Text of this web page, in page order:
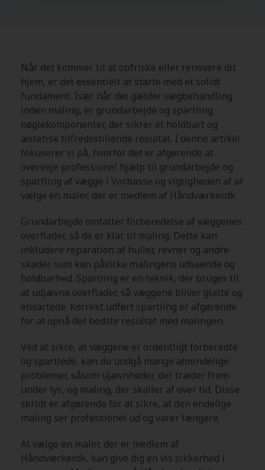
Når det kommer til at opfriske eller renovere dit
hjem, er det essentielt at starte med et solidt
fundament. Især når det gælder vægbehandling
inden maling, er grundarbejde og spartling
nøglekomponenter, der sikrer et holdbart og
æstetisk tilfredsstillende resultat. I denne artikel
fokuserer vi på, hvorfor det er afgørende at
overveje professionel hjælp til grundarbejde og
spartling af vægge i Vorbasse og vigtigheden af at
vælge en maler, der er medlem af Håndværker.dk.
Grundarbejde omfatter forberedelse af væggenes
overflader, så de er klar til maling. Dette kan
inkludere reparation af huller, revner og andre
skader, som kan påvirke malingens udseende og
holdbarhed. Spartling er en teknik, der bruges til
at udjævne overflader, så væggene bliver glatte og
ensartede. Korrekt udført spartling er afgørende
for at opnå det bedste resultat med malingen.
Ved at sikre, at væggene er ordentligt forberedte
og spartlede, kan du undgå mange almindelige
problemer, såsom ujævnheder, der træder frem
under lys, og maling, der skaller af over tid. Disse
skridt er afgørende for at sikre, at den endelige
maling ser professionel ud og varer længere.
At vælge en maler, der er medlem af
Håndværker.dk, kan give dig en vis sikkerhed i